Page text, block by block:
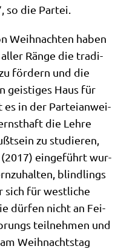
so die Partei.
Weih­nach­ten haben
Rän­ge die tra­di­
för­dern und die
gei­sti­ges Haus für
es in der Par­tei­an­wei­
die Leh­re
zu stu­die­ren,
(2017) ein­ge­führt wur­
blind­lings
sich für west­li­che
dür­fen nicht an Fei­
teil­neh­men und
Weih­nachts­tag